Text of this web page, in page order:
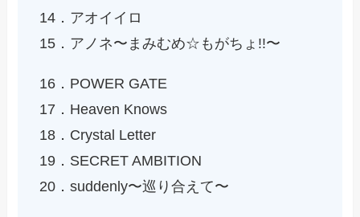
14．アオイイロ
15．アノネ〜まみむめ☆もがちょ!!〜
16．POWER GATE
17．Heaven Knows
18．Crystal Letter
19．SECRET AMBITION
20．suddenly〜巡り合えて〜